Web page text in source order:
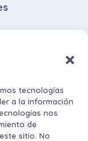
tecnologías
a la información
nos
de
sitio. No
compra